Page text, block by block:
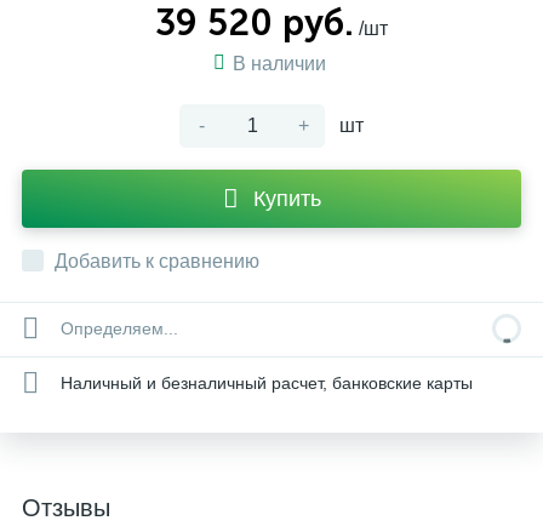
39 520 руб. /шт
В наличии
- + шт
Купить
Добавить к сравнению
Определяем...
Наличный и безналичный расчет, банковские карты
Отзывы